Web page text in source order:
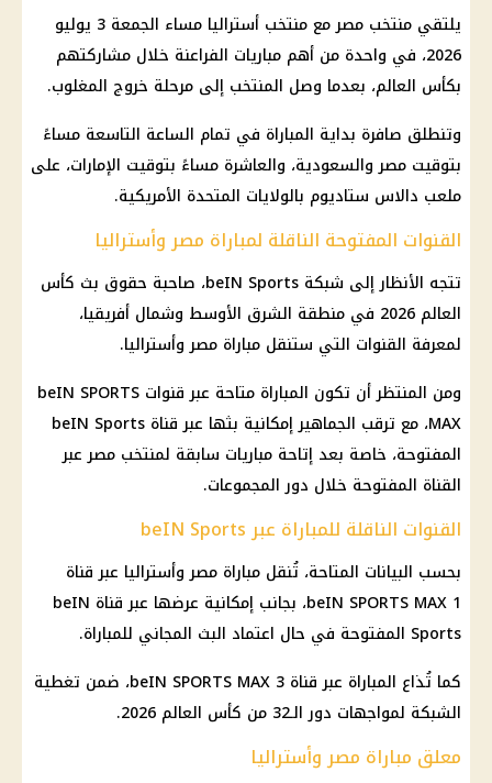
يلتقي منتخب مصر مع منتخب أستراليا مساء الجمعة 3 يوليو
2026، في واحدة من أهم مباريات الفراعنة خلال مشاركتهم
بكأس العالم، بعدما وصل المنتخب إلى مرحلة خروج المغلوب.
وتنطلق صافرة بداية المباراة في تمام الساعة التاسعة مساءً
بتوقيت مصر والسعودية، والعاشرة مساءً بتوقيت الإمارات، على
ملعب دالاس ستاديوم بالولايات المتحدة الأمريكية.
القنوات المفتوحة الناقلة لمباراة مصر وأستراليا
تتجه الأنظار إلى شبكة beIN Sports، صاحبة حقوق بث كأس
العالم 2026 في منطقة الشرق الأوسط وشمال أفريقيا،
لمعرفة القنوات التي ستنقل مباراة مصر وأستراليا.
ومن المنتظر أن تكون المباراة متاحة عبر قنوات beIN SPORTS
MAX، مع ترقب الجماهير إمكانية بثها عبر قناة beIN Sports
المفتوحة، خاصة بعد إتاحة مباريات سابقة لمنتخب مصر عبر
القناة المفتوحة خلال دور المجموعات.
القنوات الناقلة للمباراة عبر beIN Sports
بحسب البيانات المتاحة، تُنقل مباراة مصر وأستراليا عبر قناة
beIN SPORTS MAX 1، بجانب إمكانية عرضها عبر قناة beIN
Sports المفتوحة في حال اعتماد البث المجاني للمباراة.
كما تُذاع المباراة عبر قناة beIN SPORTS MAX 3، ضمن تغطية
الشبكة لمواجهات دور الـ32 من كأس العالم 2026.
معلق مباراة مصر وأستراليا